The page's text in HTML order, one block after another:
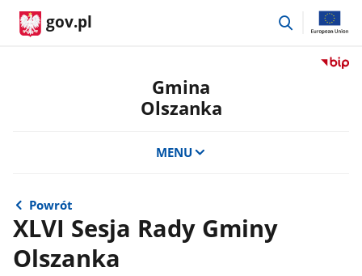
gov.pl
przejdź
Przejdź
Gmina
Olszanka
MENU
Powrót
XLVI Sesja Rady Gminy
Olszanka